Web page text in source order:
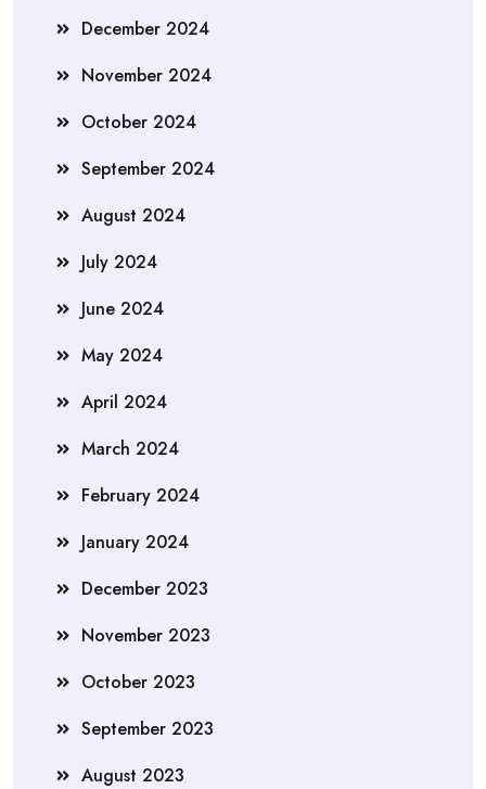
December 2024
November 2024
October 2024
September 2024
August 2024
July 2024
June 2024
May 2024
April 2024
March 2024
February 2024
January 2024
December 2023
November 2023
October 2023
September 2023
August 2023